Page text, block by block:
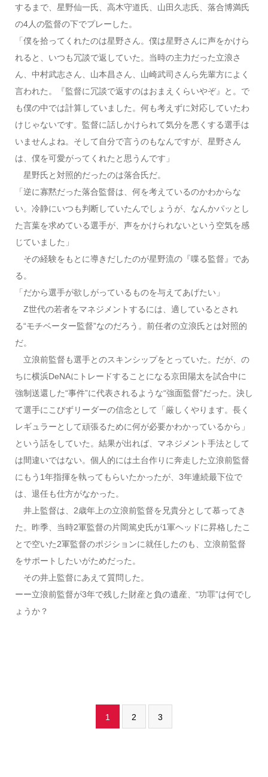
するまで、星野仙一氏、高木守道氏、山田久志氏、落合博満氏
の4人の監督の下でプレーした。
「僕を拾ってくれたのは星野さん。僕は星野さんに声をかけら
れると、いつも冗談で返していた。当時の主力だった立浪さ
ん、中村武志さん、山本昌さん、山崎武司さんら先輩方によく
言われた。『監督に冗談で返すのはおまえくらいやぞ』と。で
も僕の中では計算していました。何も考えずに対応していたわ
けじゃないです。監督に話しかけられて気分を悪くする選手は
いませんよね。そして自分で言うのもなんですが、星野さん
は、僕を可愛がってくれたと思うんです」
星野氏と対照的だったのは落合氏だ。
「逆に寡黙だった落合監督は、何を考えているのかわからな
い。冷静にいつも判断していたんでしょうが、なんかパッとし
た言葉を求めている選手が、声をかけられないという空気を感
じていました」
その経験をもとに導きだしたのが星野流の『喋る監督』であ
る。
「だから選手が欲しがっているものを与えてあげたい」
Z世代の若者をマネジメントするには、適しているとされ
る“モチベーター監督”なのだろう。前任者の立浪氏とは対照的
だ。
立浪前監督も選手とのスキンシップをとっていた。だが、の
ちに横浜DeNAにトレードすることになる京田陽太を試合中に
強制送還した“事件”に代表されるような“強面監督”だった。決し
て選手にこびずリーダーの信念として「厳しくやります。長く
レギュラーとして頑張るために何が必要かわかっているから」
という話をしていた。結果が出れば、マネジメント手法として
は間違いではない。個人的には土台作りに奔走した立浪前監督
にもう1年指揮を執ってもらいたかったが、3年連続最下位で
は、退任も仕方がなかった。
井上監督は、2歳年上の立浪前監督を兄貴分として慕ってき
た。昨季、当時2軍監督の片岡篤史氏が1軍ヘッドに昇格したこ
とで空いた2軍監督のポジションに就任したのも、立浪前監督
をサポートしたいがためだった。
その井上監督にあえて質問した。
ーー立浪前監督が3年で残した財産と負の遺産、“功罪”は何でし
ょうか？
1 2 3